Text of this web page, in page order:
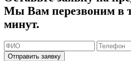
Мы Вам перезвоним в
минут.
Отправить заявку